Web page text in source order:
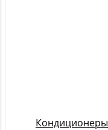
Кондиционеры